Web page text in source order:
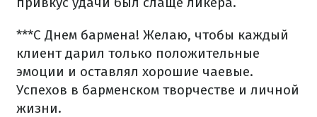
***С Днем бармена! Желаю, чтобы каждый
клиент дарил только положительные
эмоции и оставлял хорошие чаевые.
Успехов в барменском творчестве и личной
жизни.